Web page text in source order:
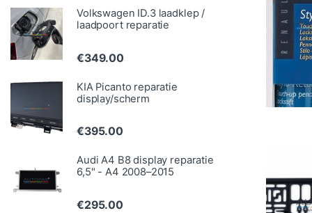
Volkswagen ID.3 laadklep /
laadpoort reparatie
€349.00
KIA Picanto reparatie
display/scherm
€395.00
Audi A4 B8 display reparatie
6,5" - A4 2008–2015
€295.00